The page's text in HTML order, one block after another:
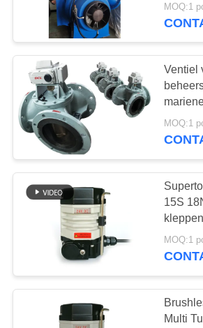
SITEMAP
PRIVACY
POLICY
Compacte
Elektrische
zonder storing
MOQ:1
Ventiel
MOQ:1
15S
MOQ:1
Multi